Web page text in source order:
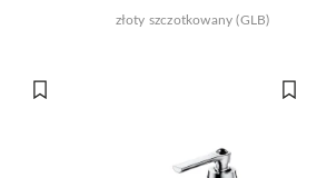
złoty szczotkowany (GLB)